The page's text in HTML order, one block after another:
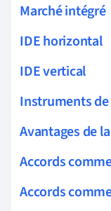
Marché intégré
IDE horizontal
IDE vertical
Instruments
Avantages de
Accords
Accords